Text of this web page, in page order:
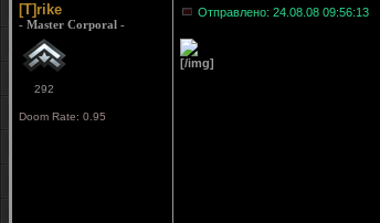
[T]rike
- Master Corporal -
292
Doom Rate: 0.95
Отправлено: 24.08.08 09:56:13
[/img]